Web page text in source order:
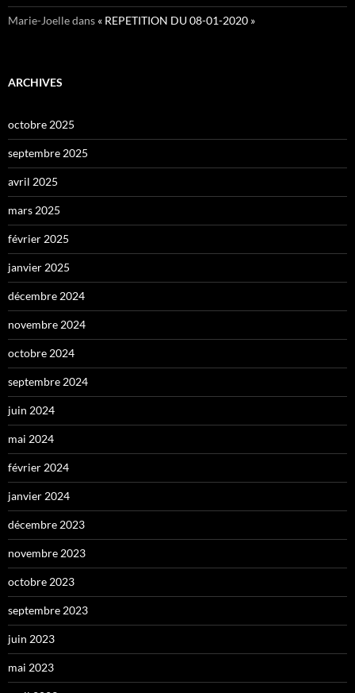
Marie-Joelledans « REPETITION DU 08-01-2020 »
ARCHIVES
octobre 2025
septembre 2025
avril 2025
mars 2025
février 2025
janvier 2025
décembre 2024
novembre 2024
octobre 2024
septembre 2024
juin 2024
mai 2024
février 2024
janvier 2024
décembre 2023
novembre 2023
octobre 2023
septembre 2023
juin 2023
mai 2023